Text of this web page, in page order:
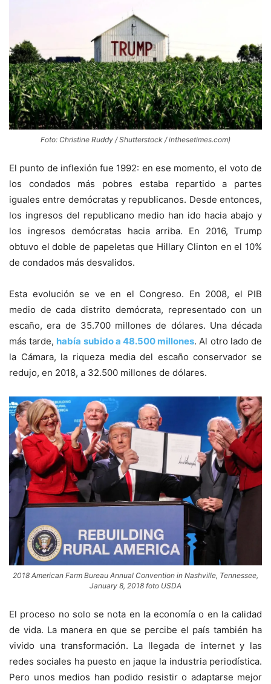
Foto: Christine Ruddy / Shutterstock / inthesetimes.com)
El punto de inflexión fue 1992: en ese momento, el voto de
los condados más pobres estaba repartido a partes
iguales entre demócratas y republicanos. Desde entonces,
los ingresos del republicano medio han ido hacia abajo y
los ingresos demócratas hacia arriba. En 2016, Trump
obtuvo el doble de papeletas que Hillary Clinton en el 10%
de condados más desvalidos.
Esta evolución se ve en el Congreso. En 2008, el PIB
medio de cada distrito demócrata, representado con un
escaño, era de 35.700 millones de dólares. Una década
más tarde, había subido a 48.500 millones. Al otro lado de
la Cámara, la riqueza media del escaño conservador se
redujo, en 2018, a 32.500 millones de dólares.
2018 American Farm Bureau Annual Convention in Nashville, Tennessee,
January 8, 2018 foto USDA
El proceso no solo se nota en la economía o en la calidad
de vida. La manera en que se percibe el país también ha
vivido una transformación. La llegada de internet y las
redes sociales ha puesto en jaque la industria periodística.
Pero unos medios han podido resistir o adaptarse mejor